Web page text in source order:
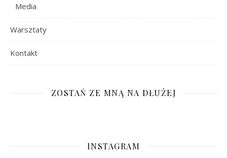
Media
Warsztaty
Kontakt
ZOSTAŃ ZE MNĄ NA DŁUŻEJ
INSTAGRAM